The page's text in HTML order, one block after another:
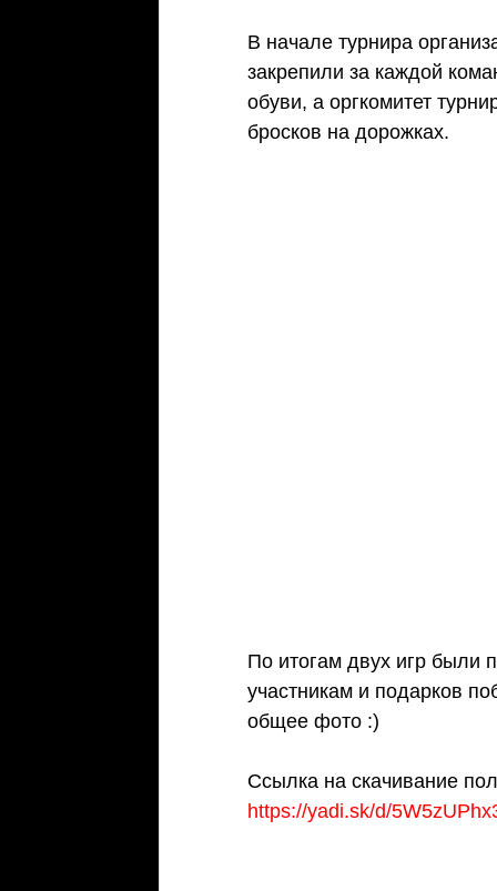
В начале турнира
закрепили за каждой
обуви, а оргкомитет
бросков на дорожках.
По итогам двух игр были
участникам и подарков
общее фото :)
Ссылка на скачивание
https://yadi.sk/d/